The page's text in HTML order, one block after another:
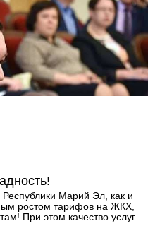
Марий Эл, как и
ростом тарифов на ЖКХ,
При этом качество услуг